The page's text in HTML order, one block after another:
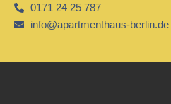
0171 24 25 787
info@apartmenthaus-berlin.de